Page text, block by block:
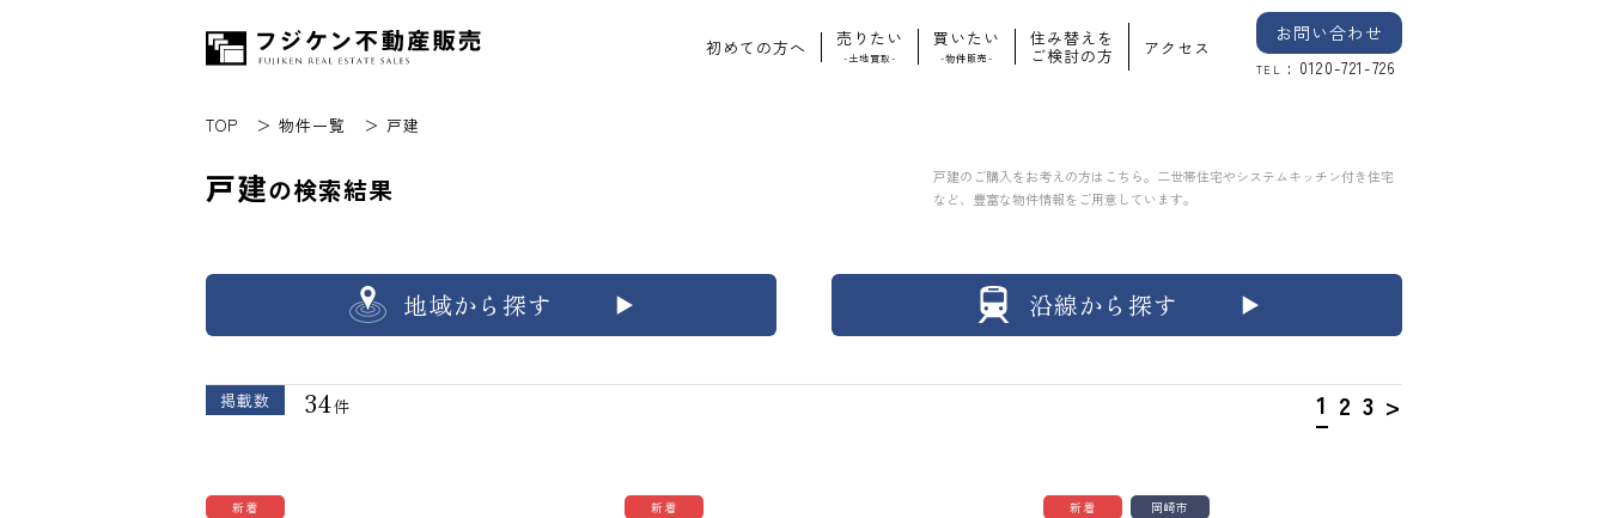
初めての方へ 売りたい
-土地買取-
買いたい
-物件販売-
住み替えを
ご検討の方 アクセス
お問い合わせ
TEL : 0120-721-726
TOP 物件一覧 戸建
戸建の検索結果
戸建のご購入をお考えの方はこちら。二世帯住宅やシステムキッチン付き住宅
など、豊富な物件情報をご用意しています。
地域から探す 沿線から探す
掲載数 34件 1 2 3 >
新着 新着 新着 岡崎市